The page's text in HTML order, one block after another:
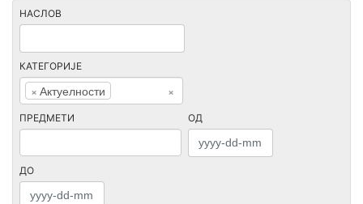
НАСЛОВ
КАТЕГОРИЈЕ
×
× Актуелности
ПРЕДМЕТИ ОД
ДО